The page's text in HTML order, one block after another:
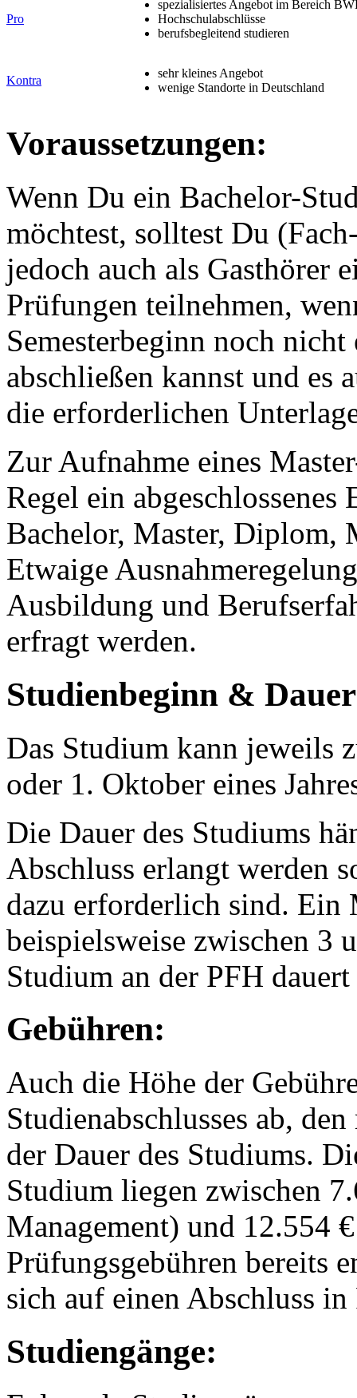
Pro
spezialisiertes Angebot im Bereich
Hochschulabschlüsse
berufsbegleitend studieren
Kontra
sehr kleines Angebot
wenige Standorte in Deutschland
Voraussetzungen:
Wenn Du ein Bachelor-
möchtest, solltest Du
jedoch auch als Gasthörer
Prüfungen teilnehmen,
Semesterbeginn noch
abschließen kannst und es
die erforderlichen
Zur Aufnahme eines
Regel ein
Bachelor, Master, Diplom,
Etwaige
Ausbildung und
erfragt werden.
Studienbeginn &
Das Studium kann jeweils
oder 1. Oktober eines
Die Dauer des Studiums
Abschluss erlangt werden
dazu erforderlich sind.
beispielsweise zwischen 3
Studium an der PFH dauert
Gebühren:
Auch die Höhe der
Studienabschlusses ab,
der Dauer des Studiums.
Studium liegen zwischen
Management) und 12.554
Prüfungsgebühren bereits
sich auf einen Abschluss
Studiengänge: